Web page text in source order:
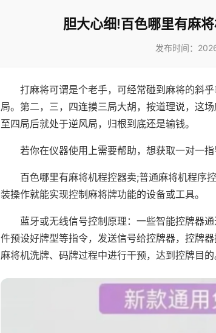
胆大心细!百色哪里有麻
发布时间：
打麻将可谓是个老手，可经常碰到麻将的斜
局。第二，三，四连摸三局大胡，按道理说，这
至四局后就处于逆风局，归根到底还是输钱。
若你在仪器使用上需要帮助，想获取一对一
百色哪里有麻将机程控器卖;普通麻将机程序
装操作就能实现控制麻将牌功能的设备或工具。
蓝牙或无线信号控制原理：一些智能控牌器
件预设好牌型等指令，发送信号给控牌器，控牌
麻将机洗牌、码牌过程中进行干预，达到控牌目的